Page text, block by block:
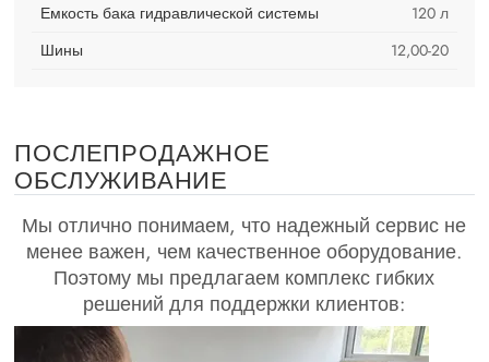
Емкость бака гидравлической системы
120 л
Шины
12,00-20
ПОСЛЕПРОДАЖНОЕ
ОБСЛУЖИВАНИЕ
Мы отлично понимаем, что надежный сервис не
менее важен, чем качественное оборудование.
Поэтому мы предлагаем комплекс гибких
решений для поддержки клиентов: